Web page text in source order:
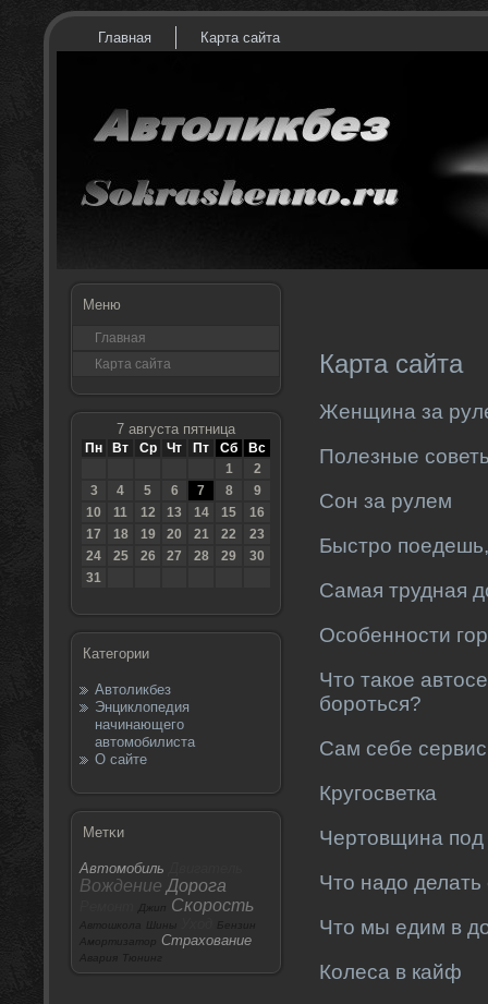
Главная Карта сайта
Меню
Главная
Карта сайта
7 августа пятница
Пн Вт Ср Чт Пт Сб
Вс
1
2
3
4 5 6 7 8
9
10
11 12 13 14 15
16
17
18 19 20 21 22
23
24
25 26 27 28 29
30
31
Категории
Автоликбез
Энциклопедия
начинающего
автомобилиста
О сайте
Метκи
Автомобиль
Вождение Дорога
Скорость
Страхование
Карта сайта
Женщина за
Полезные
Сон за рулем
Быстро
Самая трудная
Особенности
Что такое
бороться?
Сам себе
Кругосветка
Чертовщина под
Что надо
Что мы едим в
Колеса в кайф